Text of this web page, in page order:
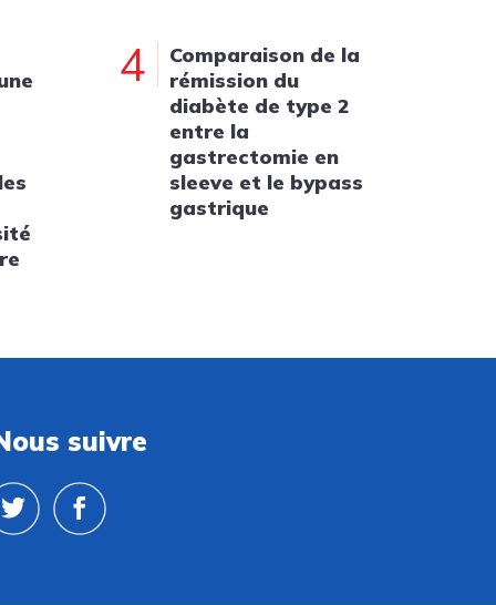
4
Comparaison de la
rémission du
diabète de type 2
entre la
gastrectomie en
sleeve et le bypass
gastrique
suivre